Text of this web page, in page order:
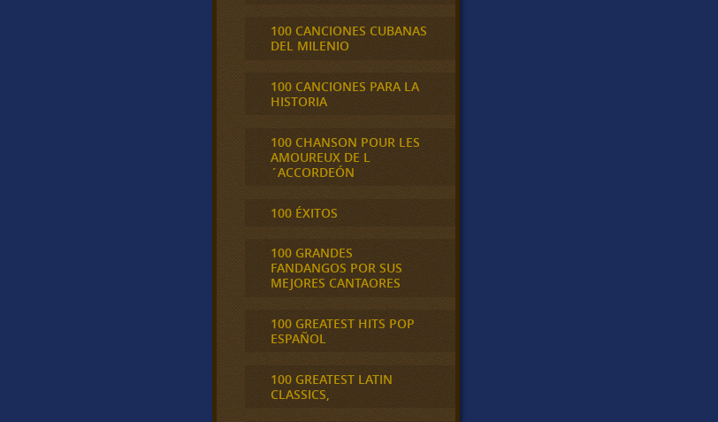
100 CANCIONES CUBANAS
DEL MILENIO
100 CANCIONES PARA LA
HISTORIA
100 CHANSON POUR LES
AMOUREUX DE L
´ACCORDEÓN
100 ÉXITOS
100 GRANDES
FANDANGOS POR SUS
MEJORES CANTAORES
100 GREATEST HITS POP
ESPAÑOL
100 GREATEST LATIN
CLASSICS,